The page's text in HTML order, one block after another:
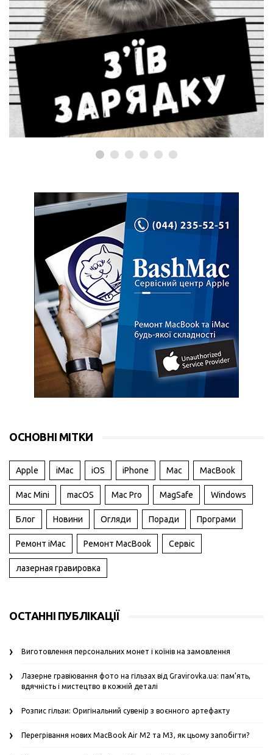
РЕМОНТ MACBOOK
Коли потрібна заміна батареї
MacBook?
ОСНОВНІ МІТКИ
Apple iMac iOS iPhone Mac MacBook
Mac Mini macOS Mac Pro MagSafe Windows
Блог Новини Огляди Поради Програми
Ремонт iMac Ремонт MacBook Сервіс
лазерная гравировка
ОСТАННІ ПУБЛІКАЦІЇ
Виготовлення персональних монет і коїнів на замовлення
Лазерне гравіювання фото на гільзах від Gravirovka.ua: пам’ять,
вдячність і мистецтво в кожній деталі
Розпис гільзи: Оригінальний сувенір з воєнного артефакту
Перегрівання нових MacBook Air M2 та M3, як цьому запобігти?